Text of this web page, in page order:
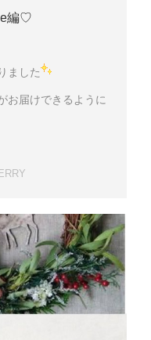
編♡
ました
お届けできるように